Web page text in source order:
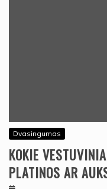
Dvasingumas
KOKIE
PLATINOS AR